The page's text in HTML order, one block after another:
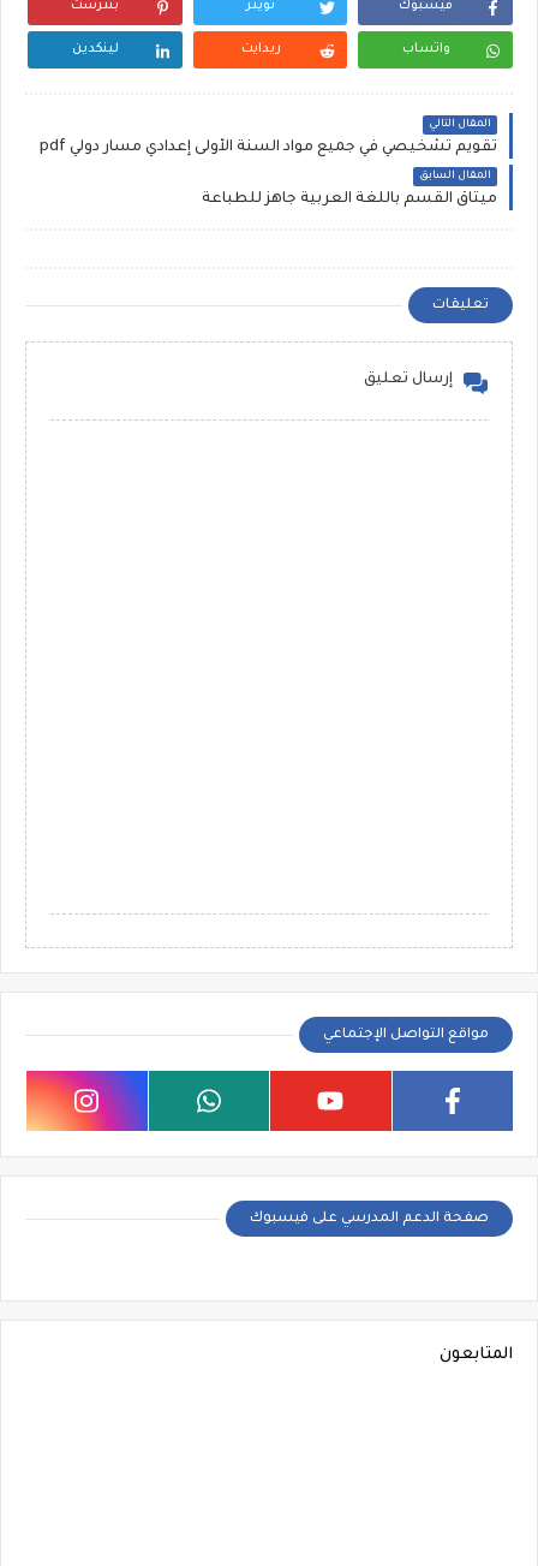
فيسبوك تويتر بنترست
واتساب ريدايت لينكدين
المقال التالي
تقويم تشخيصي في جميع مواد السنة الأولى إعدادي مسار دولي pdf
المقال السابق
ميثاق القسم باللغة العربية جاهز للطباعة
تعليقات
إرسال تعليق
مواقع التواصل الإجتماعي
صفحة الدعم المدرسي على فيسبوك
المتابعون